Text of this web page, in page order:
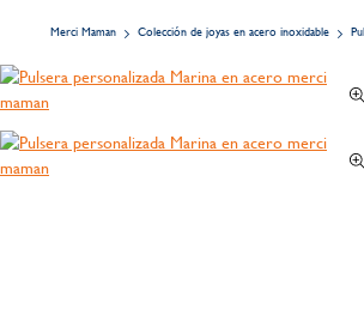
Merci Maman Colección de joyas en acero inoxidable